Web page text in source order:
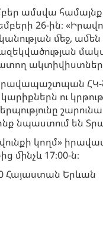
ամսվա
26-ին։
մեջ,
ու
նպաստում են
կողմ»
մինչև 17։00-ն։
Հայաստան Երևան